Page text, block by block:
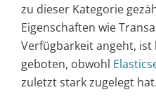
zu dieser Kategorie
Eigenschaften wie
Verfügbarkeit angeht,
geboten, obwohl
zuletzt stark zugelegt hat.